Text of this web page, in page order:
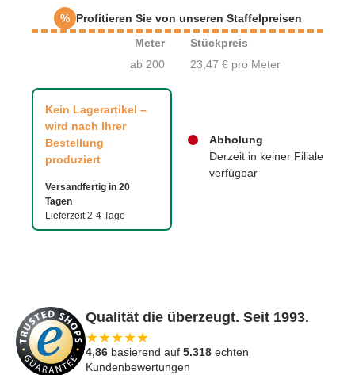
Kein Lagerartikel –
wird nach Ihrer
Bestellung
produziert
Versandfertig in 20
Tagen
Lieferzeit 2-4 Tage
Abholung
Derzeit in keiner Filiale
verfügbar
% Profitieren Sie von unseren Staffelpreisen
Meter
Stückpreis
ab 200
23,47 € pro Meter
Qualität die überzeugt. Seit 1993.
★★★★★
4,86 basierend auf 5.318 echten
Kundenbewertungen